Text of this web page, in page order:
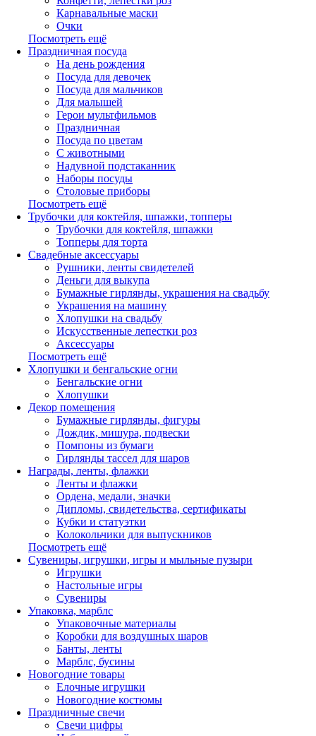
Карнавальные маски
Очки
Посмотреть ещё
Праздничная посуда
На день рождения
Посуда для девочек
Посуда для мальчиков
Для малышей
Герои мультфильмов
Праздничная
Посуда по цветам
С животными
Надувной подстаканник
Наборы посуды
Столовые приборы
Посмотреть ещё
Трубочки для коктейля, шпажки, топперы
Трубочки для коктейля, шпажки
Топперы для торта
Свадебные аксессуары
Рушники, ленты свидетелей
Деньги для выкупа
Бумажные гирлянды, украшения на свадьбу
Украшения на машину
Хлопушки на свадьбу
Искусственные лепестки роз
Аксессуары
Посмотреть ещё
Хлопушки и бенгальские огни
Бенгальские огни
Хлопушки
Декор помещения
Бумажные гирлянды, фигуры
Дождик, мишура, подвески
Помпоны из бумаги
Гирлянды тассел для шаров
Награды, ленты, флажки
Ленты и флажки
Ордена, медали, значки
Дипломы, свидетельства, сертификаты
Кубки и статуэтки
Колокольчики для выпускников
Посмотреть ещё
Сувениры, игрушки, игры и мыльные пузыри
Игрушки
Настольные игры
Сувениры
Упаковка, марблс
Упаковочные материалы
Коробки для воздушных шаров
Банты, ленты
Марблс, бусины
Новогодние товары
Елочные игрушки
Новогодние костюмы
Праздничные свечи
Свечи цифры